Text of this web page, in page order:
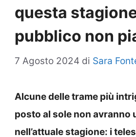
questa
pubblico non
7 Agosto 2024 di Sara
Alcune delle trame più
posto al sole non avranno
nell’attuale stagione: i